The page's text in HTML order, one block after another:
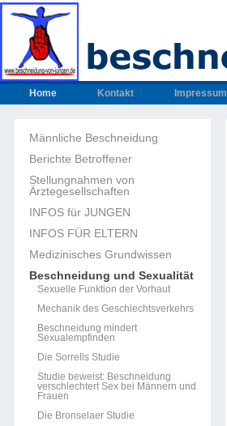
Home Kontakt Impressum
Männliche Beschneidung
Berichte Betroffener
Stellungnahmen von
Ärztegesellschaften
INFOS für JUNGEN
INFOS FÜR ELTERN
Medizinisches Grundwissen
Beschneidung und Sexualität
Sexuelle Funktion der Vorhaut
Mechanik des Geschlechtsverkehrs
Beschneidung mindert
Sexualempfinden
Die Sorrells Studie
Studie beweist: Beschneidung
verschlechtert Sex bei Männern und
Frauen
Die Bronselaer Studie